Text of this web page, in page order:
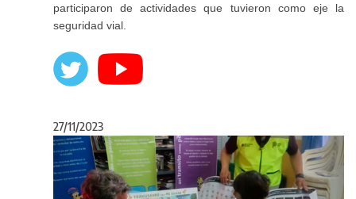
participaron de actividades que tuvieron como eje la
seguridad vial.
27/11/2023
Anterior